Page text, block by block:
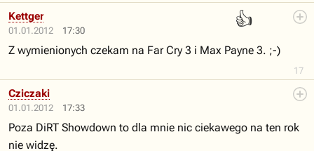
01.01.2012 17:30
👍
17
Kettger
Z wymienionych czekam na Far Cry 3 i Max Payne 3. ;-)
01.01.2012 17:33
Cziczaki
Poza DiRT Showdown to dla mnie nic ciekawego na ten rok
nie widzę.